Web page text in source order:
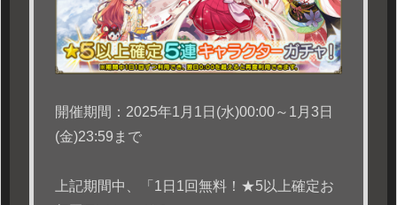
開催期間：2025年1月1日(水)00:00～1月3日
(金)23:59まで
上記期間中、「1日1回無料！★5以上確定お